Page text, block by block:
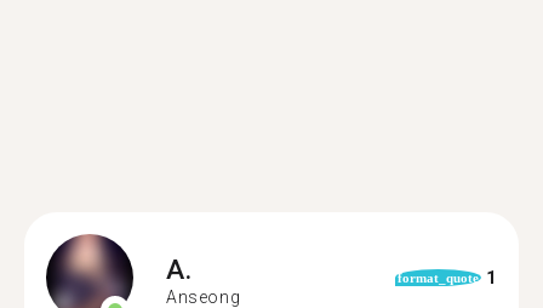
A.
Anseong
format_quote 1